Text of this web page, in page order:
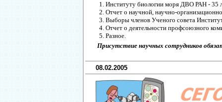
Институту биологии моря ДВО РАН - 35
Отчет о научной, научно-
Выборы членов Ученого совета
Отчет о деятельности профсоюзного
Разное.
Присутствие научных сотрудников
08.02.2005